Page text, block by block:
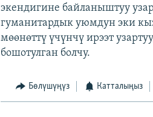
экендигине байланыштуу
гуманитардык уюмдун эки
мөөнөттү үчүнчү ирээт
бошотулган болчу.
Бөлүшүңүз Катталыңыз